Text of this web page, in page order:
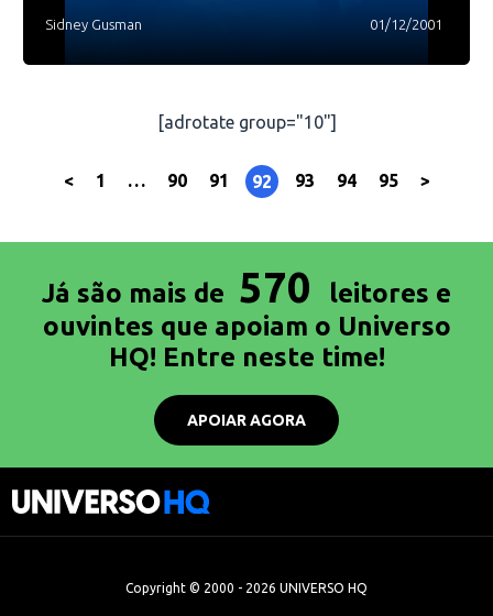
Sidney Gusman 01/12/2001
[adrotate group="10"]
< 1 … 90 91 92 93 94 95 >
Já são mais de 570
leitores e
ouvintes que apoiam o Universo
HQ! Entre neste time!
APOIAR AGORA
Copyright © 2000 - 2026 UNIVERSO HQ